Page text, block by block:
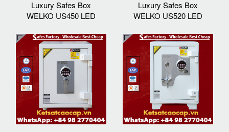
Luxury Safes Box
WELKO US450 LED
Luxury Safes Box
WELKO US520 LED